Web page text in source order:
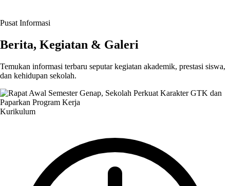
Pusat Informasi
Berita, Kegiatan & Galeri
Temukan informasi terbaru seputar kegiatan akademik, prestasi siswa,
dan kehidupan sekolah.
Kurikulum